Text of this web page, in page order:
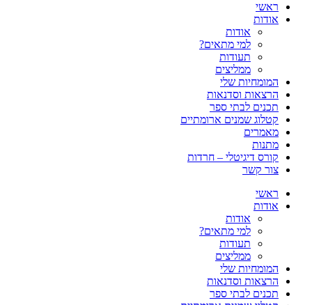
ראשי
אודות
אודות
למי מתאים?
תעודות
ממליצים
המומחיות שלי
הרצאות וסדנאות
תכנים לבתי ספר
קטלוג שמנים ארומתיים
מאמרים
מתנות
קורס דיגיטלי – חרדות
צור קשר
ראשי
אודות
אודות
למי מתאים?
תעודות
ממליצים
המומחיות שלי
הרצאות וסדנאות
תכנים לבתי ספר